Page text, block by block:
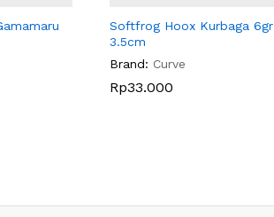
Softfrog Hoox Kurbaga 6gr
3.5cm
Brand: Curve
Rp33.000
Rp33.000